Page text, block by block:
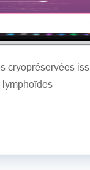
cryopréservées
lymphoïdes